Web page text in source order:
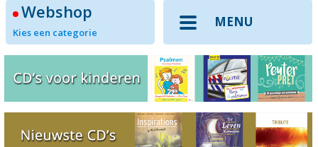
Webshop
Kies een categorie
MENU